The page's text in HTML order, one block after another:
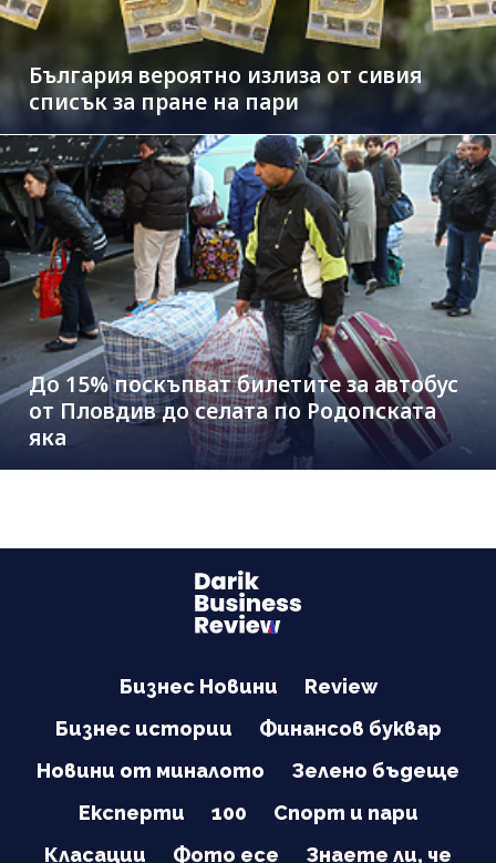
България вероятно излиза от сивия
списък за пране на пари
До 15% поскъпват билетите за автобус
от Пловдив до селата по Родопската
яка
Бизнес Новини
Review
Бизнес истории
Финансов буквар
Новини от миналото
Зелено бъдеще
Експерти
100
Спорт и пари
Класации
Фото есе Знаете ли, че